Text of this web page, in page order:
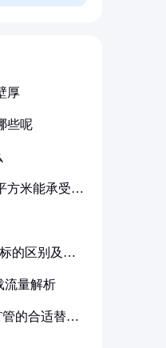
厚
些呢
方米能承受多
的区别及其
流量解析
管的合适替代